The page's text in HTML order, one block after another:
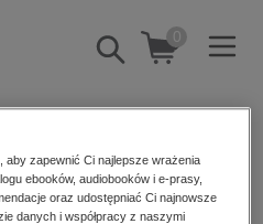
Pokaż/schowaj
wyszukiwarkę
0
zapewnić Ci najlepsze wrażenia
ebooków, audiobooków i e-prasy,
oraz udostępniać Ci najnowsze
danych i współpracy z naszymi